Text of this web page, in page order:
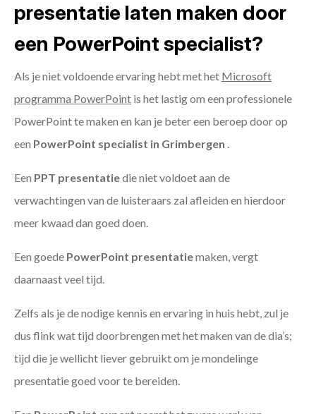
presentatie laten maken door
een PowerPoint specialist?
Als je niet voldoende ervaring hebt met het Microsoft
programma PowerPoint is het lastig om een professionele
PowerPoint te maken en kan je beter een beroep door op
een PowerPoint specialist in Grimbergen .
Een PPT presentatiedie niet voldoet aan de
verwachtingen van de luisteraars zal afleiden en hierdoor
meer kwaad dan goed doen.
Een goede PowerPoint presentatiemaken, vergt
daarnaast veel tijd.
Zelfs als je de nodige kennis en ervaring in huis hebt, zul je
dus flink wat tijd doorbrengen met het maken van de dia’s;
tijd die je wellicht liever gebruikt om je mondelinge
presentatie goed voor te bereiden.